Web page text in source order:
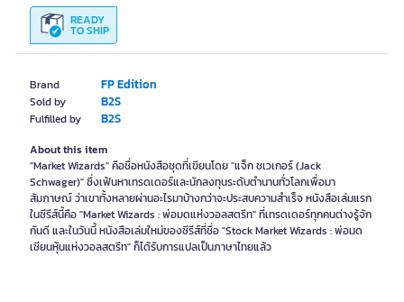
Brand FP Edition
Sold by B2S
Fulfilled by B2S
READY
TO SHIP
About this item
"Market Wizards" คือชื่อหนังสือชุดที่เขียนโดย "แจ็ก ชเวเกอร์ (Jack
Schwager)" ซึ่งเฟ้นหาเทรดเดอร์และนักลงทุนระดับตำนานทั่วโลกเพื่อมา
สัมภาษณ์ ว่าเขาทั้งหลายผ่านอะไรมาบ้างกว่าจะประสบความสำเร็จ หนังสือเล่มแรก
ในซีรีส์นี้คือ "Market Wizards : พ่อมดแห่งวอลสตรีท" ที่เทรดเดอร์ทุกคนต่างรู้จัก
กันดี และในวันนี้ หนังสือเล่มใหม่ของซีรีส์ที่ชื่อ "Stock Market Wizards : พ่อมด
เซียนหุ้นแห่งวอลสตรีท" ก็ได้รับการแปลเป็นภาษาไทยแล้ว